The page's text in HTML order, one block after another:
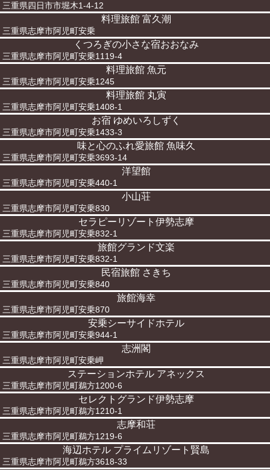
三重県四日市市堀木1-4-12
料理旅館 富久潮
三重県志摩市阿児町安乗
くつろぎの小さな宿おおなみ
三重県志摩市阿児町安乗1119-4
料理旅館 魚元
三重県志摩市阿児町安乗1245
料理旅館 丸寅
三重県志摩市阿児町安乗1408-1
お宿 ゆめいろしずく
三重県志摩市阿児町安乗1433-3
味と心のふれ愛旅館 魚味久
三重県志摩市阿児町安乗3693-14
洋望館
三重県志摩市阿児町安乗440-1
小山荘
三重県志摩市阿児町安乗830
セラピーリゾート伊勢志摩
三重県志摩市阿児町安乗832-1
旅館グランド文楽
三重県志摩市阿児町安乗832-1
民宿旅館 さきち
三重県志摩市阿児町安乗840
旅館海幸
三重県志摩市阿児町安乗870
安乗シーサイドホテル
三重県志摩市阿児町安乗944-1
志洲閣
三重県志摩市阿児町安乗岬
ステーションホテル アネックス
三重県志摩市阿児町鵜方1200-6
セレクトグランド伊勢志摩
三重県志摩市阿児町鵜方1210-1
志摩和荘
三重県志摩市阿児町鵜方1219-6
海辺ホテル プライムリゾート賢島
三重県志摩市阿児町鵜方3618-33